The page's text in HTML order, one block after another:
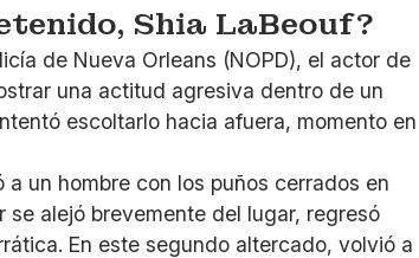
Shia LaBeouf?
de Nueva Orleans (NOPD), el actor de
una actitud agresiva dentro de un
escoltarlo hacia afuera, momento en
un hombre con los puños cerrados en
alejó brevemente del lugar, regresó
En este segundo altercado, volvió a